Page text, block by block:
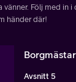
vänner. Följ med in
händer där!
Avsnitt 5